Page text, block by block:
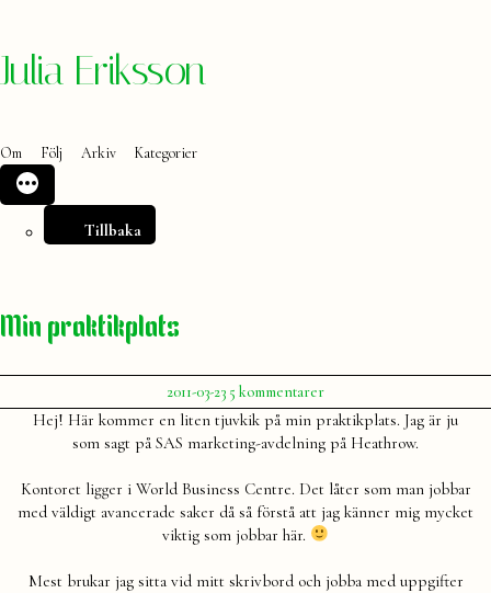
Hoppa
Julia Eriksson
Om Följ Arkiv Kategorier
Tillbaka
Min praktikplats
Publicerat
av
Julia
2011-03-23 5 kommentarertill
Min
praktikplats
Hej! Här kommer en liten tjuvkik på min praktikplats. Jag är ju
som sagt på SAS marketing-avdelning på Heathrow.
Kontoret ligger i World Business Centre. Det låter som man jobbar
med väldigt avancerade saker då så förstå att jag känner mig mycket
viktig som jobbar här.
Mest brukar jag sitta vid mitt skrivbord och jobba med uppgifter